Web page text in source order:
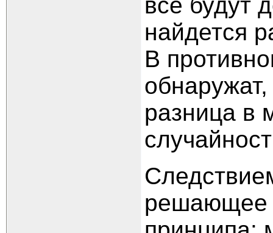
найдется
В
разница в
решающее